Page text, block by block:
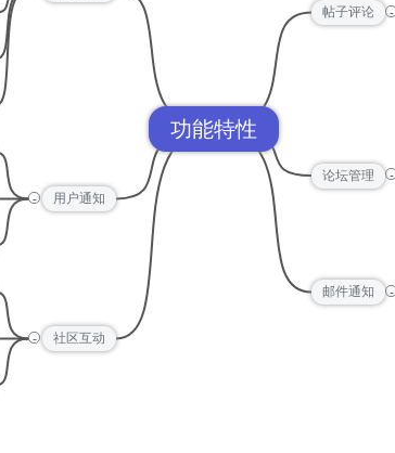
功能特性
-
帖子评论
- 用户通知
-
论坛管理
- 社区互动
-
邮件通知